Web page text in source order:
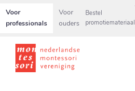
Secundaire navigatiemenu overslaan
Voor
professionals
Voor
ouders
Bestel
promotiemateriaal